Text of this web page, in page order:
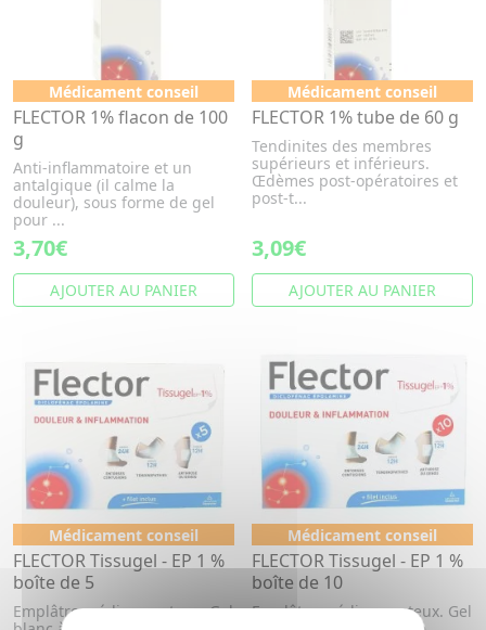
Médicament conseil
FLECTOR 1% flacon de 100
g
Anti-inflammatoire et un
antalgique (il calme la
douleur), sous forme de gel
pour ...
3,70€
AJOUTER AU PANIER
Médicament conseil
FLECTOR 1% tube de 60 g
Tendinites des membres
supérieurs et inférieurs.
Œdèmes post-opératoires et
post-t...
3,09€
AJOUTER AU PANIER
Médicament conseil
FLECTOR Tissugel - EP 1 %
boîte de 5
Emplâtre médicamenteux. Gel
Médicament conseil
FLECTOR Tissugel - EP 1 %
boîte de 10
Emplâtre médicamenteux. Gel